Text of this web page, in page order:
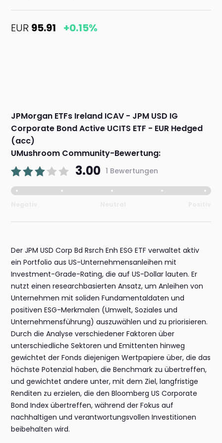
EUR 95.91 +0.15%
JPMorgan ETFs Ireland ICAV - JPM USD IG
Corporate Bond Active UCITS ETF - EUR Hedged
(acc)
UMushroom Community-Bewertung:
3.00 1 Bewertungen
Der JPM USD Corp Bd Rsrch Enh ESG ETF verwaltet aktiv
ein Portfolio aus US-Unternehmensanleihen mit
Investment-Grade-Rating, die auf US-Dollar lauten. Er
nutzt einen researchbasierten Ansatz, um Anleihen von
Unternehmen mit soliden Fundamentaldaten und
positiven ESG-Merkmalen (Umwelt, Soziales und
Unternehmensführung) auszuwählen und zu priorisieren.
Durch die Analyse verschiedener Faktoren über
unterschiedliche Sektoren und Emittenten hinweg
gewichtet der Fonds diejenigen Wertpapiere über, die das
höchste Potenzial haben, die Benchmark zu übertreffen,
und gewichtet andere unter, mit dem Ziel, langfristige
Renditen zu erzielen, die den Bloomberg US Corporate
Bond Index übertreffen, während der Fokus auf
nachhaltigen und verantwortungsvollen Investitionen
beibehalten wird.